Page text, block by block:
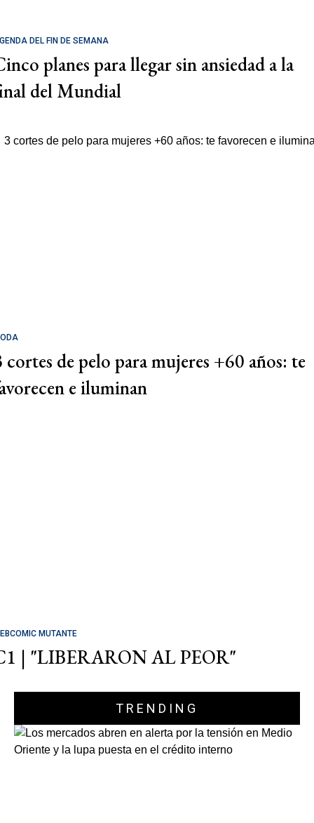
DEL FIN DE SEMANA
planes para llegar sin ansiedad a la
del Mundial
cortes de pelo para mujeres +60 años: te
e iluminan
MUTANTE
| "LIBERARON AL PEOR"
TRENDING